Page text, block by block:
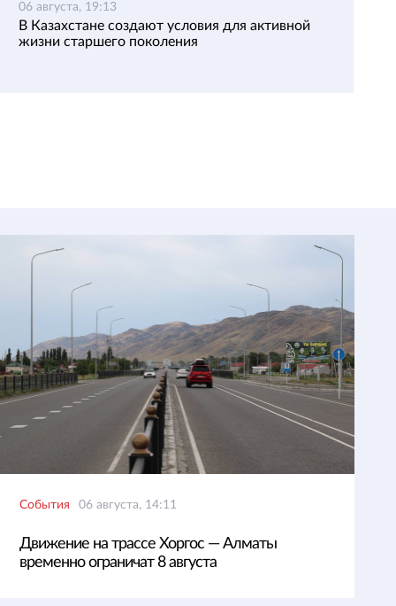
06 августа, 19:13
В Казахстане создают условия для активной
жизни старшего поколения
События 06 августа, 14:11
Движение на трассе Хоргос — Алматы
временно ограничат 8 августа